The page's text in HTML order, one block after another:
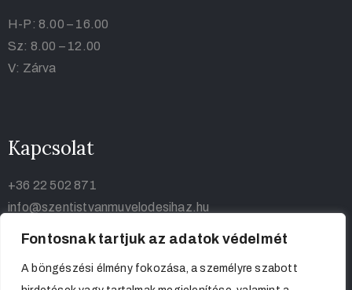
Fontosnak tartjuk az adatok védelmét
A böngészési élmény fokozása, a személyre szabott
H-P: 8.00 – 16.00
Sz: 8.00 – 12.00
V: Zárva
Kapcsolat
+36 22 502 871
info@szentistvanmuvelodesihaz.hu